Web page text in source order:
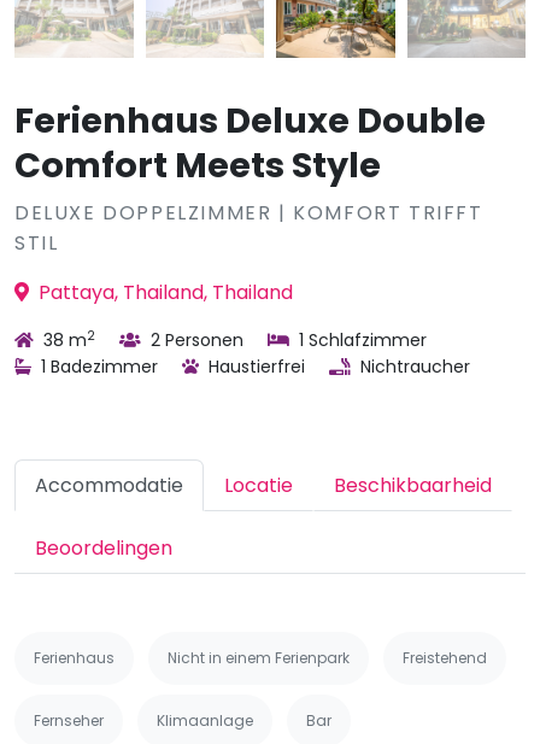
Ferienhaus Deluxe Double
Comfort Meets Style
DELUXE DOPPELZIMMER | KOMFORT TRIFFT
STIL
Pattaya, Thailand, Thailand
38 m2 2 Personen
1 Schlafzimmer
1 Badezimmer
Haustierfrei Nichtraucher
Accommodatie Locatie Beschikbaarheid
Beoordelingen
Ferienhaus Nicht in einem Ferienpark Freistehend
Fernseher Klimaanlage Bar